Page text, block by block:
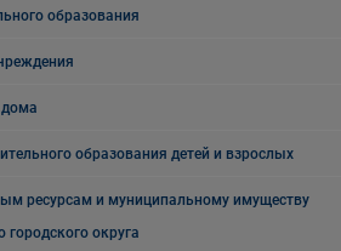
образования
дома
образования детей и взрослых
ресурсам и муниципальному имуществу
округа